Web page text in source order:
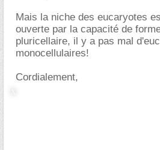
Mais la niche des eucaryotes
ouverte par la capacité de
pluricellaire, il y a pas mal
monocellulaires!
Cordialement,